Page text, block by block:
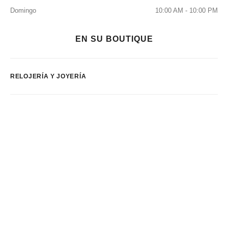
Domingo
10:00 AM - 10:00 PM
EN SU BOUTIQUE
RELOJERÍA Y JOYERÍA